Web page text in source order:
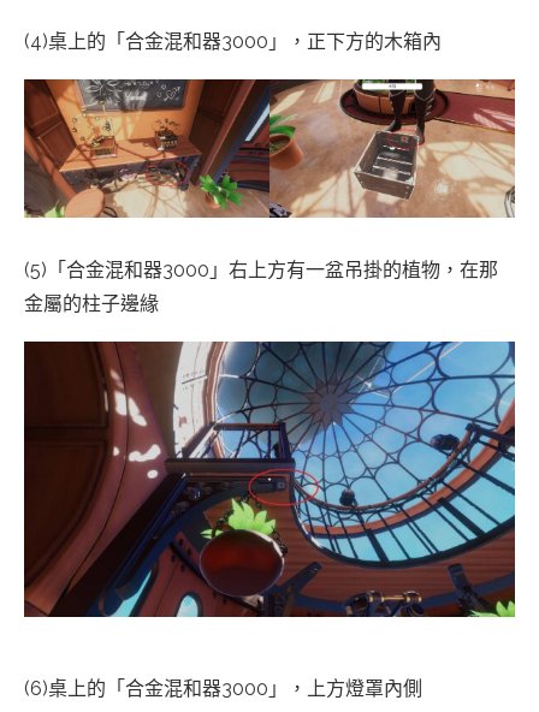
(4)桌上的「合金混和器3000」，正下方的木箱內
(5)「合金混和器3000」右上方有一盆吊掛的植物，在那
金屬的柱子邊緣
(6)桌上的「合金混和器3000」，上方燈罩內側